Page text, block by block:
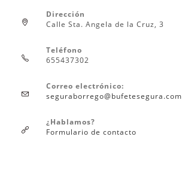
Dirección
Calle Sta. Angela de la Cruz, 3
Teléfono
655437302
Correo electrónico:
seguraborrego@bufetesegura.com
¿Hablamos?
Formulario de contacto